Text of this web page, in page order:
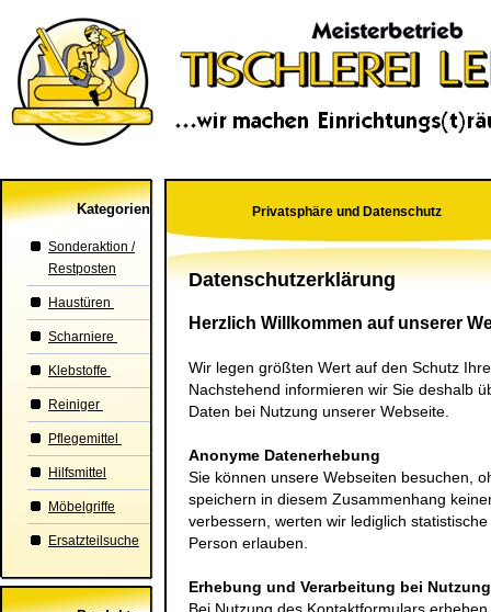
Kategorien
Sonderaktion /
Restposten
Haustüren
Scharniere
Klebstoffe
Reiniger
Pflegemittel
Hilfsmittel
Möbelgriffe
Ersatzteilsuche
Privatsphäre und Datenschutz
Datenschutzerklärung
Herzlich Willkommen auf unserer
Wir legen größten Wert auf den Schutz
Nachstehend informieren wir Sie deshalb
Daten bei Nutzung unserer Webseite.
Anonyme Datenerhebung
Sie können unsere Webseiten besuchen,
speichern in diesem Zusammenhang
verbessern, werten wir lediglich
Person erlauben.
Erhebung und Verarbeitung bei